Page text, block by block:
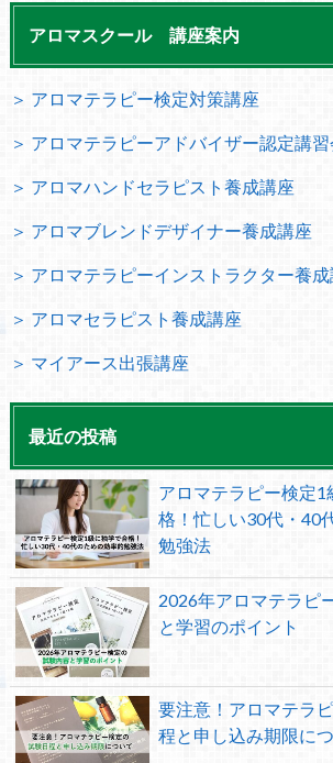
アロマスクール 講座案内
＞ アロマテラピー検定対策講座
＞ アロマテラピーアドバイザー認定講習
＞ アロマハンドセラピスト養成講座
＞ アロマブレンドデザイナー養成講座
＞ アロマテラピーインストラクター養
＞ アロマセラピスト養成講座
＞ マイアース出張講座
最近の投稿
アロマテラピー検定1
格！忙しい30代・40
勉強法
2026年アロマテラピ
と学習のポイント
要注意！アロマテラ
程と申し込み期限に